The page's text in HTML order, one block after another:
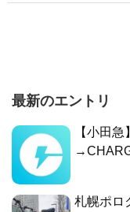
最新のエントリ
【小田
札幌ポロ